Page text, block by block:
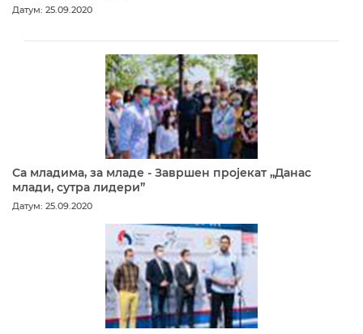
Датум: 25.09.2020
Са младима, за младе - Завршен пројекат „Данас
млади, сутра лидери”
Датум: 25.09.2020